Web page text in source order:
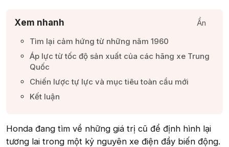
Xem nhanh
Ẩn
Tìm lại cảm hứng từ những năm 1960​
Áp lực từ tốc độ sản xuất của các hãng xe Trung
Quốc​
Chiến lược tự lực và mục tiêu toàn cầu mới​
Kết luận​
Honda đang tìm về những giá trị cũ để định hình lại
tương lai trong một kỷ nguyên xe điện đầy biến động.